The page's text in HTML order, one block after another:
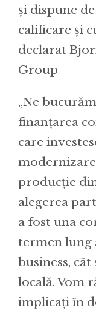
și dispune
calificare și
declarat
Group
„Ne
finanțarea
care
producție
alegerea
a fost una
termen lung
business,
locală. Vom
implicați în